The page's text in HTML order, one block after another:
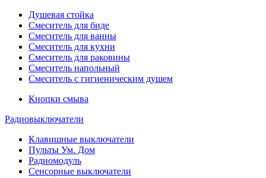
Душевая стойка
Смеситель для биде
Смеситель для ванны
Смеситель для кухни
Смеситель для раковины
Смеситель напольный
Смеситель с гигиеническим душем
Кнопки смыва
Радиовыключатели
Клавишные выключатели
Пульты Ум. Дом
Радиомодуль
Сенсорные выключатели